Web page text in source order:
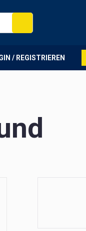
/ REGISTRIEREN